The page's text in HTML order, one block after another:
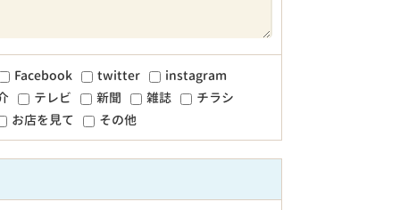
Facebook twitter
instagram
テレビ 新聞 雑誌
チラシ
お店を見て
その他